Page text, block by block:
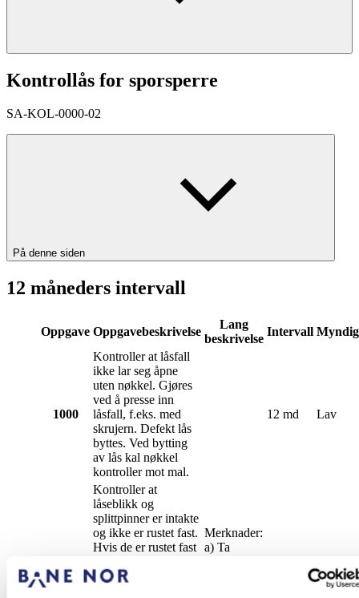
Kontrollås for sporsperre
SA-KOL-0000-02
På denne siden
12 måneders intervall
Oppgave Oppgavebeskrivelse
Lang
beskrivelse
Intervall
1000
Kontroller at låsfall
ikke lar seg åpne
uten nøkkel. Gjøres
ved å presse inn
låsfall, f.eks. med
skrujern. Defekt lås
byttes. Ved bytting
av lås kal nøkkel
kontroller mot mal.
12 md Lav
1070
Kontroller at
låseblikk og
splittpinner er intakte
og ikke er rustet fast.
Hvis de er rustet fast
smøres eller evt.
Merknader:
a) Ta
Høy